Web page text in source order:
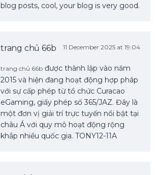
blog posts, cool, your blog is very good.
trang chủ 66b 11 December 2025 at 19:04
trang chủ 66b được thành lập vào năm
2015 và hiện đang hoạt động hợp pháp
với sự cấp phép từ tổ chức Curacao
eGaming, giấy phép số 365/JAZ. Đây là
một đơn vị giải trí trực tuyến nổi bật tại
châu Á với quy mô hoạt động rộng
khắp nhiều quốc gia. TONY12-11A